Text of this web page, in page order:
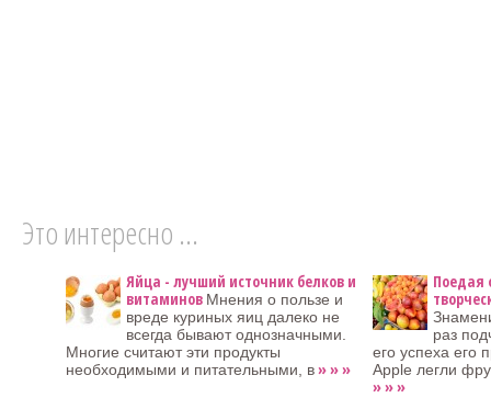
Это интересно ...
Яйца - лучший источник белков и
витаминов Мнения о пользе и
вреде куриных яиц далеко не
всегда бывают однозначными.
Многие считают эти продукты
необходимыми и питательными, в» » »
Поедая
раз
его успеха его
Apple легли
» » »